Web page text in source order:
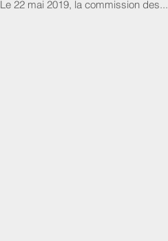
Le 22 mai 2019, la commission des...